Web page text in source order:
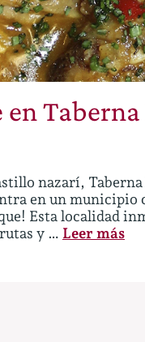
en
nazarí,
en un
Esta localidad
y … Leer más